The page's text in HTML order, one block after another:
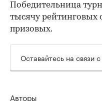
00:00 /
Победительница
тысячу рейтинговых
призовых.
Оставайтесь на связи
Авторы